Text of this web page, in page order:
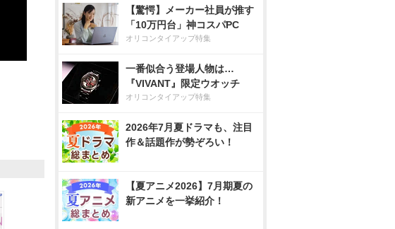
【驚愕】メーカー社員が推す
「10万円台」神コスパPC
オリコンタイアップ特集
一番似合う登場人物は…
『VIVANT』限定ウオッチ
オリコンタイアップ特集
2026年7月夏ドラマも、注目
作＆話題作が勢ぞろい！
【夏アニメ2026】7月期夏の
新アニメを一挙紹介！